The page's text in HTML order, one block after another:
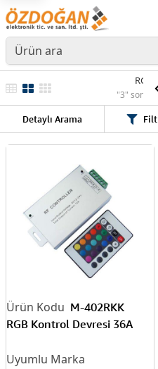
RGB
"3" sonuç
Detaylı Arama
M-402RKK
RGB Kontrol Devresi 36A